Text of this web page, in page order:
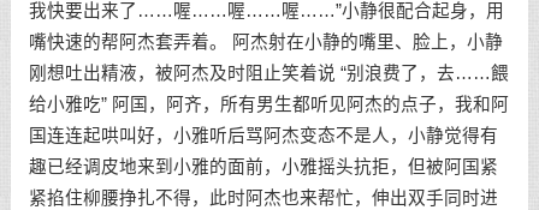
我快要出来了……喔……喔……喔……”小静很配合起身，用
嘴快速的帮阿杰套弄着。 阿杰射在小静的嘴里、脸上，小静
刚想吐出精液，被阿杰及时阻止笑着说 “别浪费了，去……餵
给小雅吃” 阿国，阿齐，所有男生都听见阿杰的点子，我和阿
国连连起哄叫好，小雅听后骂阿杰变态不是人，小静觉得有
趣已经调皮地来到小雅的面前，小雅摇头抗拒，但被阿国紧
紧掐住柳腰挣扎不得，此时阿杰也来帮忙，伸出双手同时进